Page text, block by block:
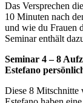
Das Versprechen
10 Minuten nach
und wie du Frauen
Seminar enthält
Seminar 4 – 8
Estefano
Diese 8 Mitschnitte